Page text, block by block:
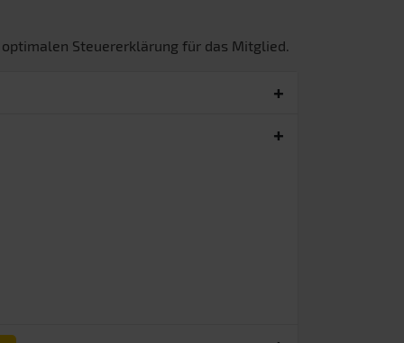
Steuererklärung für das Mitglied.